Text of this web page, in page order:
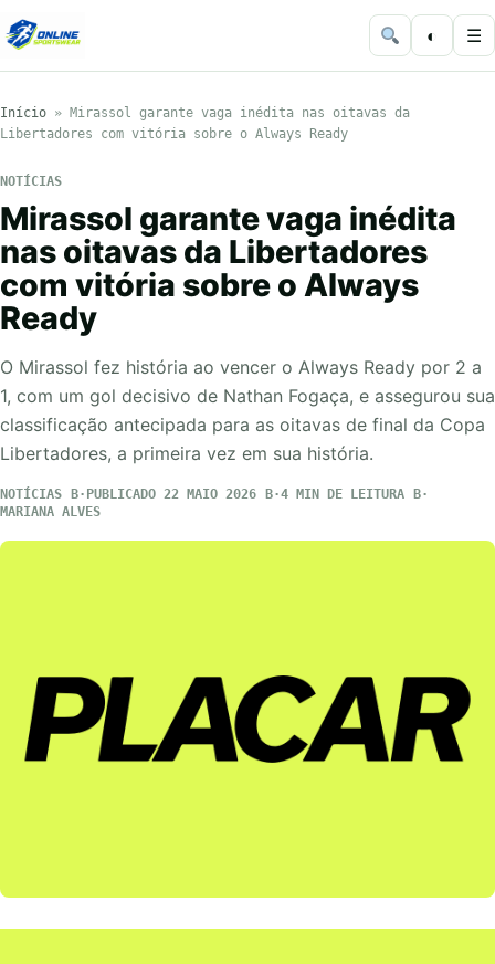
◐ ☰
Início » Mirassol garante vaga inédita nas oitavas da
Libertadores com vitória sobre o Always Ready
NOTÍCIAS
Mirassol garante vaga inédita
nas oitavas da Libertadores
com vitória sobre o Always
Ready
O Mirassol fez história ao vencer o Always Ready por 2 a
1, com um gol decisivo de Nathan Fogaça, e assegurou sua
classificação antecipada para as oitavas de final da Copa
Libertadores, a primeira vez em sua história.
NOTÍCIAS PUBLICADO 22 MAIO 2026
4 MIN DE LEITURA
MARIANA ALVES